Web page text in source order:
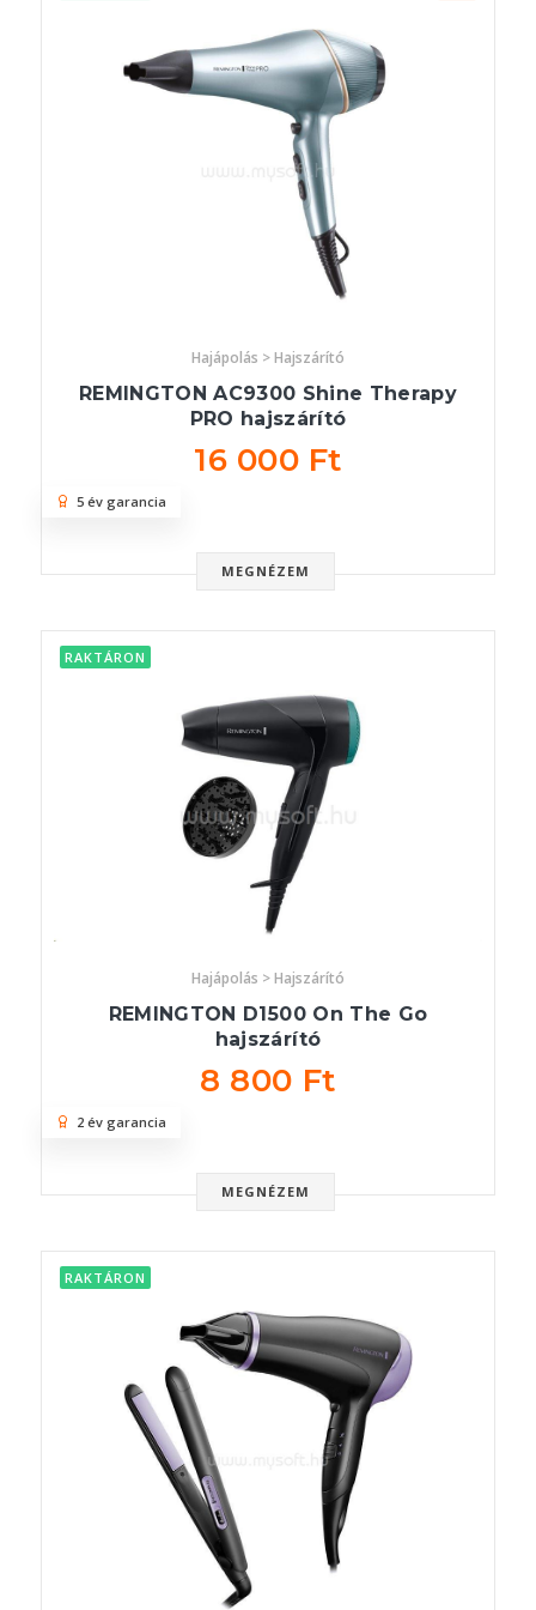
Hajápolás > Hajszárító
REMINGTON AC9300 Shine Therapy
PRO hajszárító
16 000 Ft
MEGNÉZEM
5 év garancia
RAKTÁRON
Hajápolás > Hajszárító
REMINGTON D1500 On The Go
hajszárító
8 800 Ft
MEGNÉZEM
2 év garancia
RAKTÁRON